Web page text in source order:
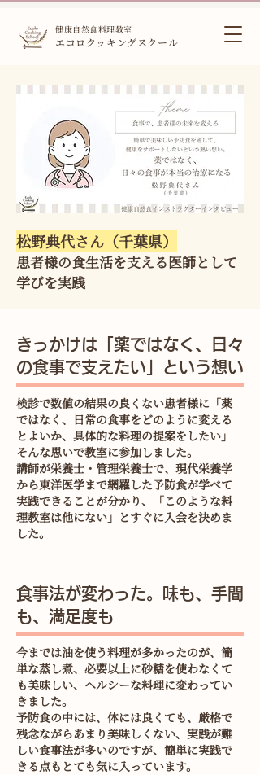
健康自然食料理教室
エコロクッキングスクール
松野典代さん（千葉県）
患者様の食生活を支える医師として
学びを実践
きっかけは「薬ではなく、日々
の食事で支えたい」という想い
検診で数値の結果の良くない患者様に「薬
ではなく、日常の食事をどのように変える
とよいか、具体的な料理の提案をしたい」
そんな思いで教室に参加しました。
講師が栄養士・管理栄養士で、現代栄養学
から東洋医学まで網羅した予防食が学べて
実践できることが分かり、「このような料
理教室は他にない」とすぐに入会を決めま
した。
食事法が変わった。味も、手間
も、満足度も
今までは油を使う料理が多かったのが、簡
単な蒸し煮、必要以上に砂糖を使わなくて
も美味しい、ヘルシーな料理に変わってい
きました。
予防食の中には、体には良くても、厳格で
残念ながらあまり美味しくない、実践が難
しい食事法が多いのですが、簡単に実践で
きる点もとても気に入っています。